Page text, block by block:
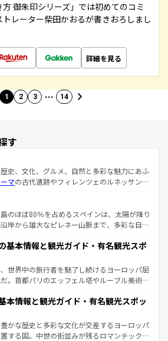
御朱印シリーズ」では初めてのコミ
レーター柴田かおるが書きおろしまし
詳細を見る
1 2 3 … 14
す
史、文化、グルメ、自然と多彩な魅力にあふ
マの古代遺跡やフィレンツェのルネッサンス
ーナの美しい田園風景やアマルフィ海岸の絶
景観も見逃せない。観光の合間には、本場の
など、絶品のイタリア料理を堪能することも
イタリアで、忘れられない旅をしてみよう！
イタリア情報は
のほぼ80％を占めるスペインは、太陽が降り
岸から雄大なピレネー山脈まで、多彩な自然
この国では、情熱的なフラメンコ、熱気あふ
して美味しいタパスが生活の一部となってい
リードの洗練された雰囲気や、バルセロナの
た街角から、地方では古代ローマ遺跡や中世
よって風土や気候が異なるスペインはその個
を参照してほしい。
基本情報と観光ガイド・有名観光スポ
世界中の旅行者を魅了し続けるヨーロッパ屈
。首都パリのエッフェル塔やルーブル美術館
力が詰まっている。華麗な宮殿、歴史的な大
ビーチ、そして豊かな自然が、訪れる者を心
。また、フランスは美食の国としても知ら
料理はユネスコ無形文化遺産にも登録されて
本情報と観光ガイド・有名観光スポッ
かな歴史と多彩な文化が交差するヨーロッパ
する国。中世の街並みが残るロマンチック街